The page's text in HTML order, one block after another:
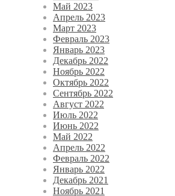
Май 2023
Апрель 2023
Март 2023
Февраль 2023
Январь 2023
Декабрь 2022
Ноябрь 2022
Октябрь 2022
Сентябрь 2022
Август 2022
Июль 2022
Июнь 2022
Май 2022
Апрель 2022
Февраль 2022
Январь 2022
Декабрь 2021
Ноябрь 2021